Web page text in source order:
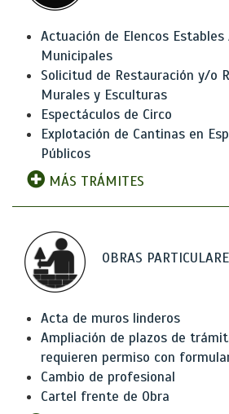
Actuación de Elencos
Municipales
Solicitud de Restauración y/o
Murales y Esculturas
Espectáculos de Circo
Explotación de Cantinas en
Públicos
MÁS TRÁMITES
OBRAS
Acta de muros linderos
Ampliación de plazos de
requieren permiso con
Cambio de profesional
Cartel frente de Obra